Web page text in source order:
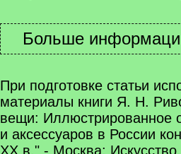
При подготовке статьи
материалы книги Я. Н.
вещи: Иллюстрированное
и аксессуаров в России
XX в." - Москва: